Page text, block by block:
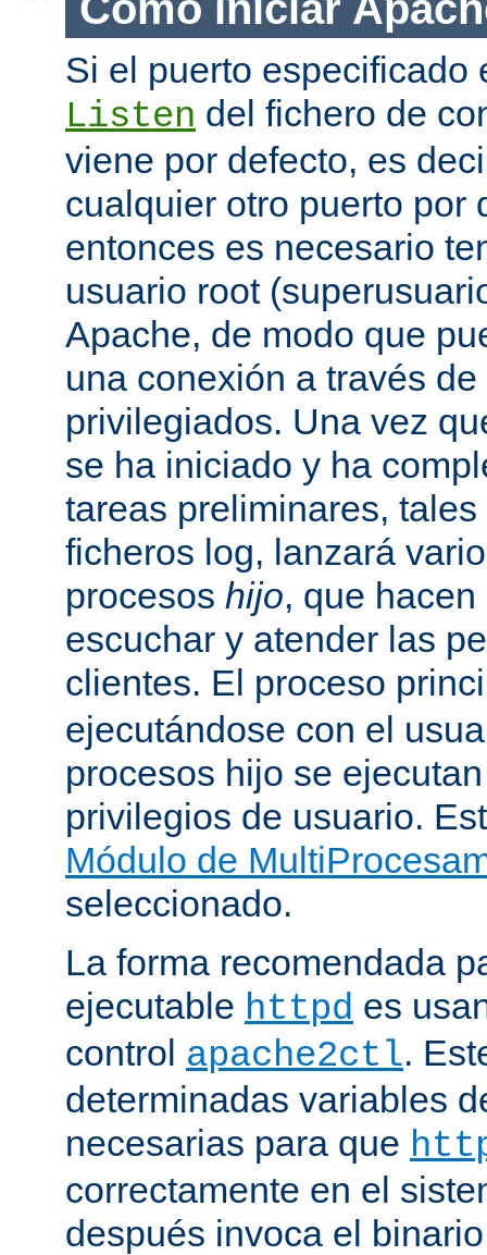
Si el puerto especificado
Listen del fichero de
viene por defecto, es
cualquier otro puerto por
entonces es necesario
usuario root
Apache, de modo que
una conexión a través
privilegiados. Una vez
se ha iniciado y ha
tareas preliminares,
ficheros log, lanzará
procesos hijo, que
escuchar y atender las
clientes. El proceso
ejecutándose con el
procesos hijo se
privilegios de usuario.
Módulo de
seleccionado.
La forma recomendada
ejecutable httpd es
control apache2ctl.
determinadas variables
necesarias para que
correctamente en el
después invoca el